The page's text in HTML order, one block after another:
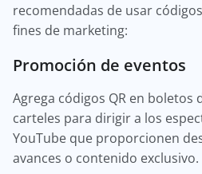
recomendadas de usar
fines de marketing:
Promoción de eventos
Agrega códigos QR en boletos
carteles para dirigir a los
YouTube que proporcionen
avances o contenido exclusivo.